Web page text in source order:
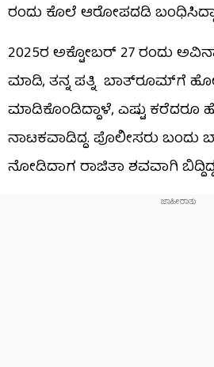
ರಂದು ಕೊಲೆ ಆರೋಪದಡಿ
2025ರ ಅಕ್ಟೋಬರ್ 27 ರಂದು
ಮಾಡಿ, ತನ್ನ ಪತ್ನಿ ಬಾತ್​ರೂಮ್​ಗೆ
ಮಾಡಿಕೊಂಡಿದ್ದಾಳೆ, ಎಷ್ಟು ಕರೆದರೂ
ನಾಟಕವಾಡಿದ್ದ. ಪೊಲೀಸರು ಬಂದು
ನೋಡಿದಾಗ ರಾಜಿತಾ ಶವವಾಗಿ